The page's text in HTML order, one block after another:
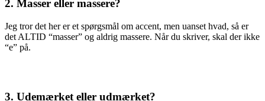
2. Masser eller massere?
Jeg tror det her er et spørgsmål om accent, men uanset hvad, så er
det ALTID “masser” og aldrig massere. Når du skriver, skal der ikke
“e” på.
3. Udemærket eller udmærket?